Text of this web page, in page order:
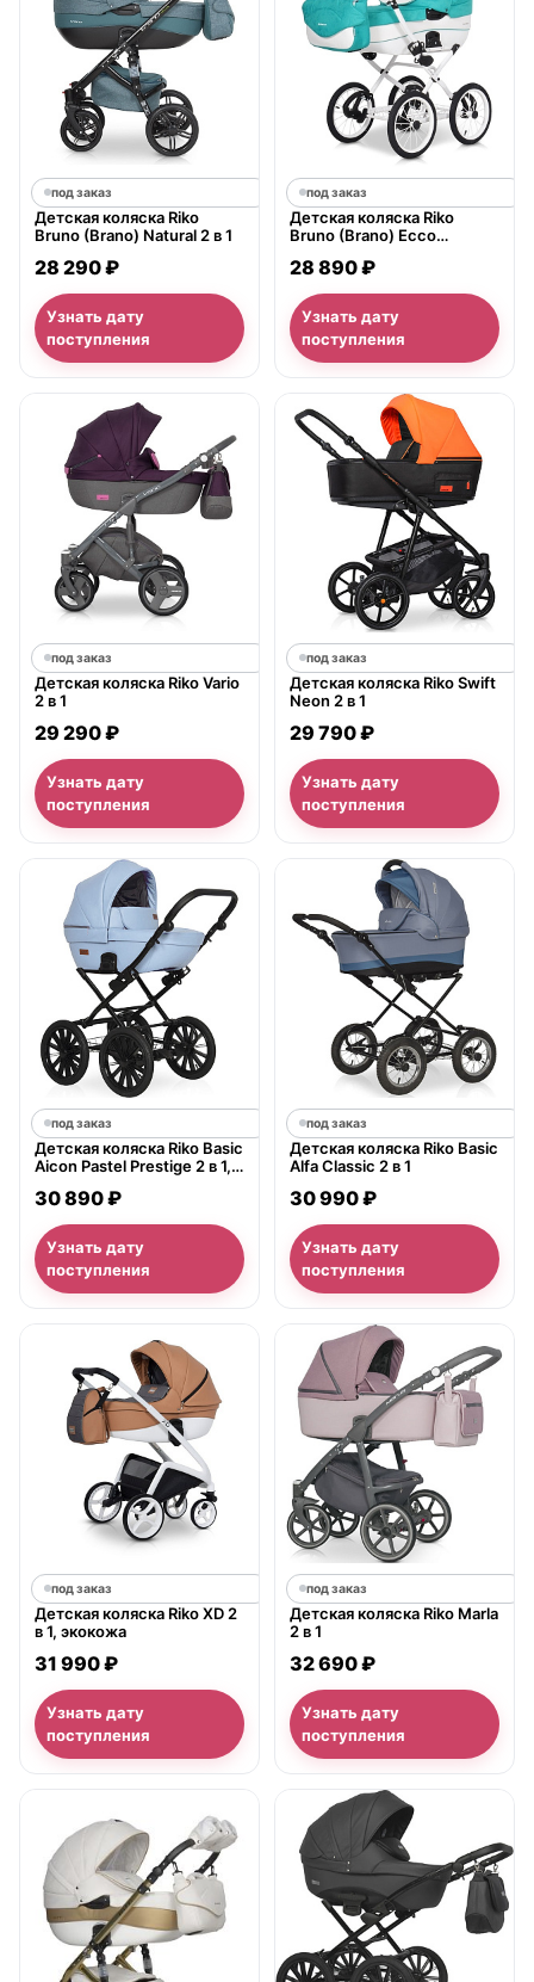
под заказ
Детская коляска Riko
Bruno (Brano) Natural 2 в 1
28 290 ₽
Узнать дату
поступления
под заказ
Детская коляска Riko
Bruno (Brano) Ecco
ткань+экокожа
28 890 ₽
Узнать дату
поступления
под заказ
Детская коляска Riko Vario
2 в 1
29 290 ₽
Узнать дату
поступления
под заказ
Детская коляска Riko Swift
Neon 2 в 1
29 790 ₽
Узнать дату
поступления
под заказ
Детская коляска Riko Basic
Aicon Pastel Prestige 2 в 1,
30 890 ₽
Узнать дату
поступления
под заказ
Детская коляска Riko Basic
Alfa Classic 2 в 1
30 990 ₽
Узнать дату
поступления
под заказ
Детская коляска Riko XD 2
в 1, экокожа
31 990 ₽
Узнать дату
поступления
под заказ
Детская коляска Riko Marla
2 в 1
32 690 ₽
Узнать дату
поступления